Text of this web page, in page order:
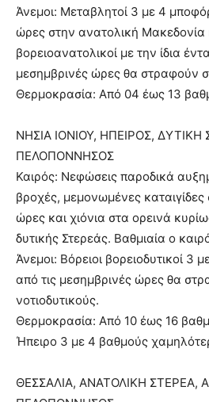
Άνεμοι: Μεταβλητοί 3 με 4
ώρες στην ανατολική Μακεδονία
βορειοανατολικοί με την ίδια
μεσημβρινές ώρες θα στραφούν
Θερμοκρασία: Από 04 έως 13
ΝΗΣΙΑ ΙΟΝΙΟΥ, ΗΠΕΙΡΟΣ, ΔΥΤΙΚΗ
ΠΕΛΟΠΟΝΝΗΣΟΣ
Καιρός: Νεφώσεις παροδικά
βροχές, μεμονωμένες καταιγίδες
ώρες και χιόνια στα ορεινά
δυτικής Στερεάς. Βαθμιαία ο
Άνεμοι: Βόρειοι βορειοδυτικοί 3
από τις μεσημβρινές ώρες θα
νοτιοδυτικούς.
Θερμοκρασία: Από 10 έως 16
Ήπειρο 3 με 4 βαθμούς
ΘΕΣΣΑΛΙΑ, ΑΝΑΤΟΛΙΚΗ ΣΤΕΡΕΑ,